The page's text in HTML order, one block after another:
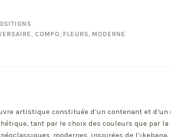
, COMPO, FLEURS, MODERNE
artistique constituée d’un contenant et d’un
tant par le choix des couleurs que par la
modernes, inspirées de l’ikebana.